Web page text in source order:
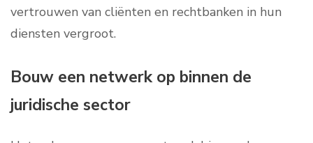
vertrouwen van cliënten en rechtbanken in hun
diensten vergroot.
Bouw een netwerk op binnen de
juridische sector